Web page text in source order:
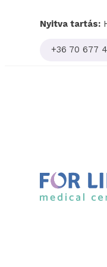
Nyitva tartás:
+36 70 677